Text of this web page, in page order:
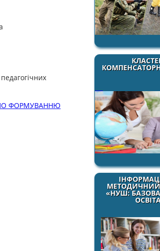
МЕТОДИЧНИЙ
«НУШ:
ФОРМУВАННЮ